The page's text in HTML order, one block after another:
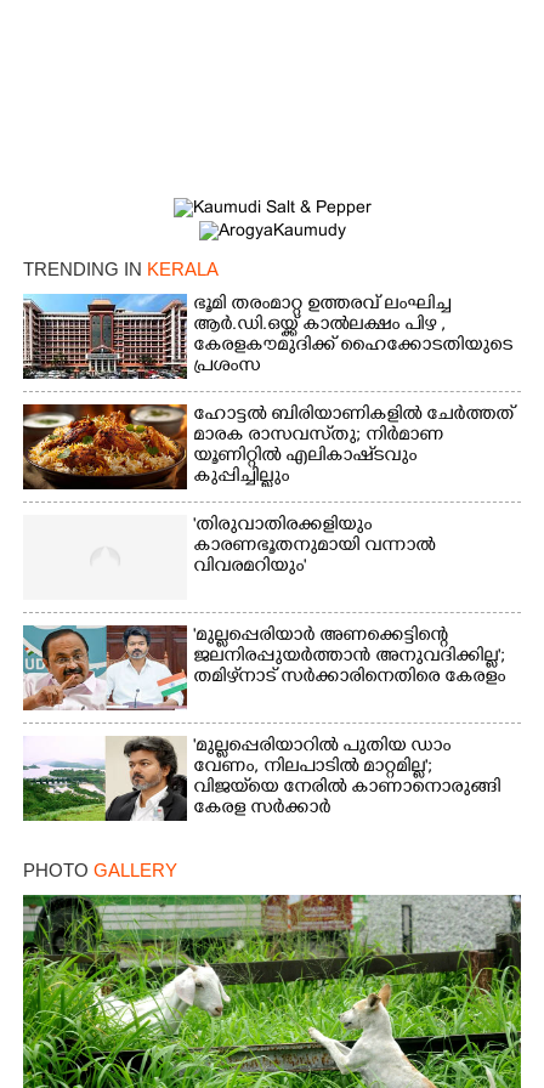
TRENDING IN KERALA
ഭൂമി തരംമാറ്റ ഉത്തരവ് ലംഘിച്ച
ആർ.ഡി.ഒയ്ക്ക് കാൽലക്ഷം പിഴ ,​
കേരളകൗമുദിക്ക് ഹൈക്കോടതിയുടെ
പ്രശംസ
ഹോട്ടൽ ബിരിയാണികളിൽ ചേർത്തത്
മാരക രാസവസ്‌തു; നിർമാണ
യൂണിറ്റിൽ എലികാഷ്‌ടവും
കുപ്പിച്ചില്ലും
'തിരുവാതിരക്കളിയും
കാരണഭൂതനുമായി വന്നാൽ
വിവരമറിയും '
'മുല്ലപ്പെരിയാർ അണക്കെട്ടിന്റെ
ജലനിരപ്പുയർത്താൻ അനുവദിക്കില്ല';
തമിഴ്‌നാട് സർക്കാരിനെതിരെ കേരളം
'മുല്ലപ്പെരിയാറിൽ പുതിയ ഡാം
വേണം, നിലപാടിൽ മാറ്റമില്ല';
വിജയ്‌യെ നേരിൽ കാണാനൊരുങ്ങി
കേരള സർക്കാർ
PHOTO GALLERY